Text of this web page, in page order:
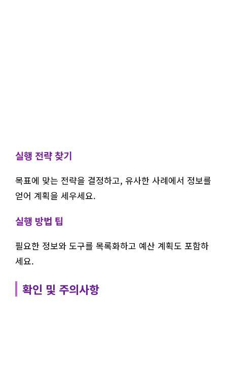
실행 전략 찾기
목표에 맞는 전략을 결정하고, 유사한 사례에서 정보를
얻어 계획을 세우세요.
실행 방법 팁
필요한 정보와 도구를 목록화하고 예산 계획도 포함하
세요.
확인 및 주의사항